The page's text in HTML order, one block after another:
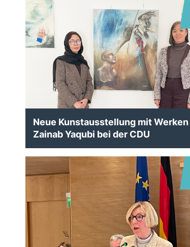
Neue Kunstausstellung mit
Zainab Yaqubi bei der CDU